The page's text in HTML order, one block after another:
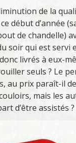
de la
début d’année
de chandelle)
soir qui est servi
livrés à eux-
seuls ? Le
au prix paraît-il
mais les
d’être assistés ?